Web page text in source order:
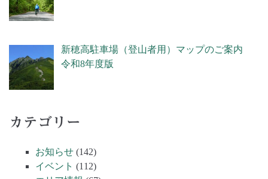
新穂高駐車場（登山者用）マップのご案内
令和8年度版
カテゴリー
お知らせ (142)
イベント (112)